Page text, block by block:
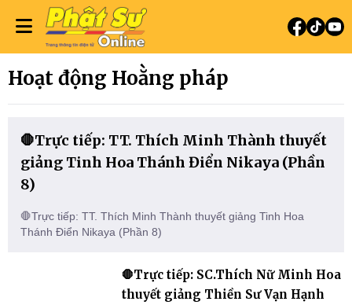
Hoạt động Hoằng pháp
🛑Trực tiếp: TT. Thích Minh Thành thuyết
giảng Tinh Hoa Thánh Điển Nikaya (Phần
8)
🛑Trực tiếp: TT. Thích Minh Thành thuyết giảng Tinh Hoa
Thánh Điển Nikaya (Phần 8)
🛑Trực tiếp: SC.Thích Nữ Minh Hoa
thuyết giảng Thiền Sư Vạn Hạnh